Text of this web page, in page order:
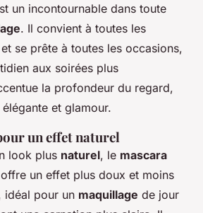
un incontournable dans toute
. Il convient à toutes les
se prête à toutes les occasions,
aux soirées plus
la profondeur du regard,
et glamour.
un effet naturel
look plus naturel, le mascara
un effet plus doux et moins
idéal pour un maquillage de jour